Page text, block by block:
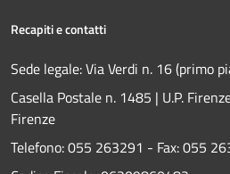
Recapiti e contatti
Sede legale: Via Verdi n. 16 (primo
Casella Postale n. 1485 | U.P.
Firenze
Telefono:055 263291 - Fax:055